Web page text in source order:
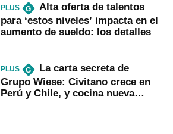
PLUS G
Alta oferta de talentos
para ‘estos niveles’ impacta en el
aumento de sueldo: los detalles
PLUS G
La carta secreta de
Grupo Wiese: Civitano crece en
Perú y Chile, y cocina nueva